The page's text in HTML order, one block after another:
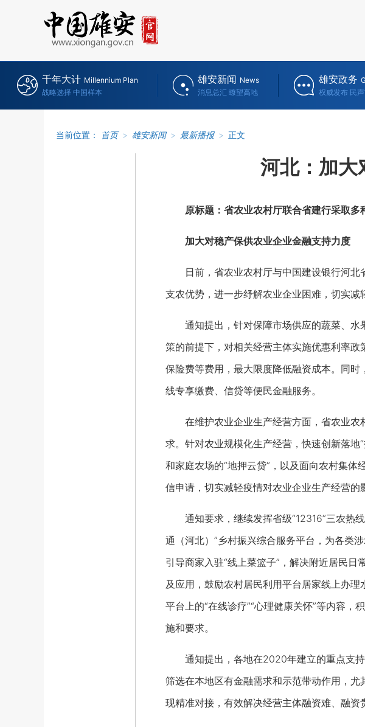
千年大计 Millennium Plan
战略选择 中国样本
雄安新闻 News
消息总汇 瞭望高地
雄安政务
权威发布 民
当前位置： 首页 > 雄安新闻 > 最新播报 > 正文
河北：加大
原标题：省农业农村厅联合省建行采取多
加大对稳产保供农业企业金融支持力度
日前，省农业农村厅与中国建设银行河北
支农优势，进一步纾解农业企业困难，切实减
通知提出，针对保障市场供应的蔬菜、水
策的前提下，对相关经营主体实施优惠利率
保险费等费用，最大限度降低融资成本。同
线专享缴费、信贷等便民金融服务。
在维护农业企业生产经营方面，省农业农
求。针对农业规模化生产经营，快速创新落地
和家庭农场的“地押云贷”，以及面向农村集体
信申请，切实减轻疫情对农业企业生产经营的
通知要求，继续发挥省级“12316”三农热线
通（河北）”乡村振兴综合服务平台，为各类
引导商家入驻“线上菜篮子”，解决附近居民
及应用，鼓励农村居民利用平台居家线上办
平台上的“在线诊疗”“心理健康关怀”等内容
施和要求。
通知提出，各地在2020年建立的重点支持
筛选在本地区有金融需求和示范带动作用，
现精准对接，有效解决经营主体融资难、融资